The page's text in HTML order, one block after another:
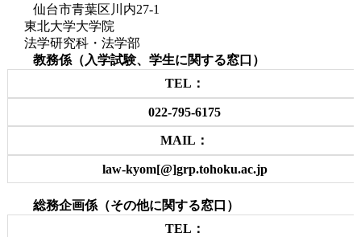
仙台市青葉区川内27-1
東北大学大学院
法学研究科・法学部
教務係（入学試験、学生に関する窓口）
TEL：
022-795-6175
MAIL：
law-kyom[@]grp.tohoku.ac.jp
総務企画係（その他に関する窓口）
TEL：